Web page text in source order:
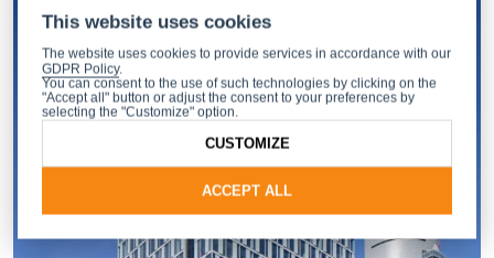
This website uses cookies
The website uses cookies to provide services in accordance with our
GDPR Policy.
You can consent to the use of such technologies by clicking on the
"Accept all" button or adjust the consent to your preferences by
selecting the "Customize" option.
ACCEPT ALL
CUSTOMIZE